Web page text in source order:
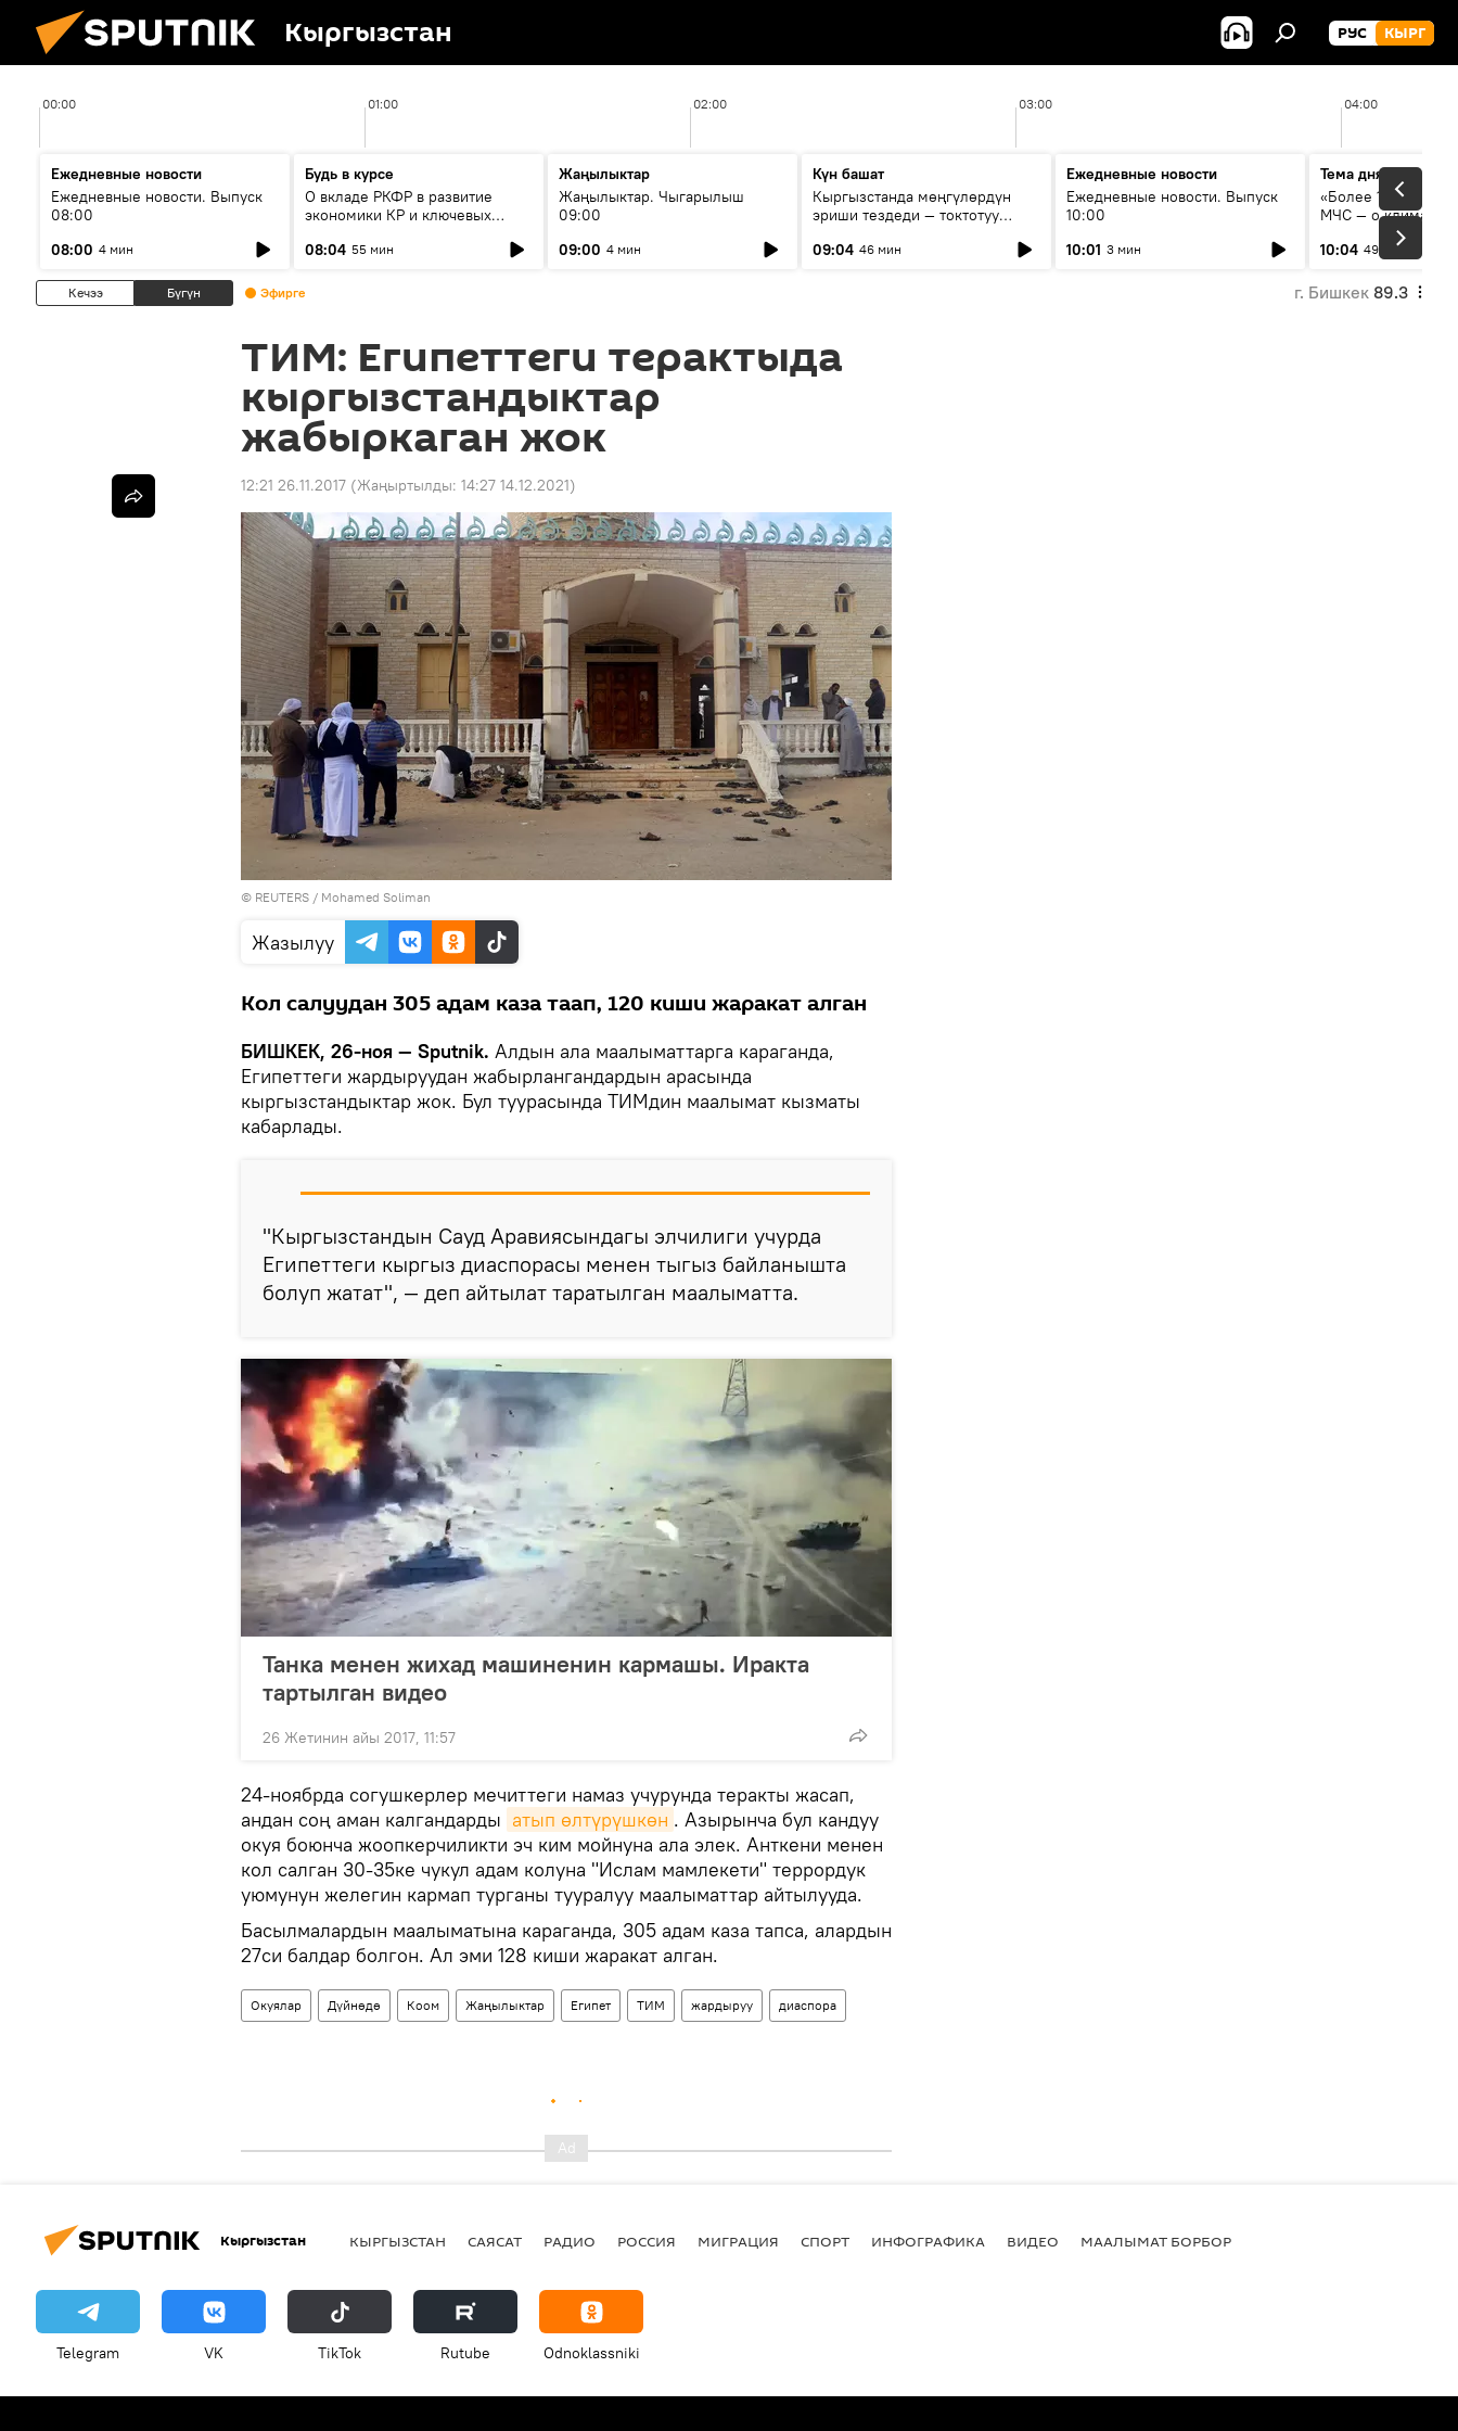
Кыргызстан РУС КЫРГ
00:00 01:00 02:00 03:00 04:00
Ежедневные новости
Ежедневные новости. Выпуск
08:00
08:00 4 мин
Будь в курсе
О вкладе РКФР в развитие
экономики КР и ключевых
08:04 55 мин
Жаңылыктар
Жаңылыктар. Чыгарылыш
09:00
09:00 4 мин
Күн башат
Кыргызстанда мөңгүлөрдүн
эриши тездеди — токтотуу
09:04 46 мин
Ежедневные новости
Ежедневные новости. Выпуск
10:00
10:01 3 мин
Тема дня
«Более 1200 сёл в
МЧС — о климате,
системе
населения
10:04 49 мин
Кечээ Бүгүн Эфирге г. Бишкек 89.3
ТИМ: Египеттеги терактыда
кыргызстандыктар
жабыркаган жок
12:21 26.11.2017 (Жаңыртылды: 14:27 14.12.2021)
© REUTERS / Mohamed Soliman
Жазылуу
Кол салуудан 305 адам каза таап, 120 киши жаракат алган
БИШКЕК, 26-ноя — Sputnik. Алдын ала маалыматтарга караганда,
Египеттеги жардыруудан жабырлангандардын арасында
кыргызстандыктар жок. Бул туурасында ТИМдин маалымат кызматы
кабарлады.
"Кыргызстандын Сауд Аравиясындагы элчилиги учурда
Египеттеги кыргыз диаспорасы менен тыгыз байланышта
болуп жатат", — деп айтылат таратылган маалыматта.
Танка менен жихад машиненин кармашы. Иракта
тартылган видео
26 Жетинин айы 2017, 11:57
24-ноябрда согушкерлер мечиттеги намаз учурунда теракты жасап,
андан соң аман калгандарды атып өлтүрүшкөн . Азырынча бул кандуу
окуя боюнча жоопкерчиликти эч ким мойнуна ала элек. Анткени менен
кол салган 30-35ке чукул адам колуна "Ислам мамлекети" террордук
уюмунун желегин кармап турганы тууралуу маалыматтар айтылууда.
Басылмалардын маалыматына караганда, 305 адам каза тапса, алардын
27си балдар болгон. Ал эми 128 киши жаракат алган.
Окуялар Дүйнөдө Коом Жаңылыктар Египет ТИМ жардыруу диаспора
Кыргызстан КЫРГЫЗСТАН САЯСАТ РАДИО РОССИЯ МИГРАЦИЯ СПОРТ ИНФОГРАФИКА ВИДЕО МААЛЫМАТ БОРБОР
Telegram VK ТikТоk Rutube Odnoklassniki